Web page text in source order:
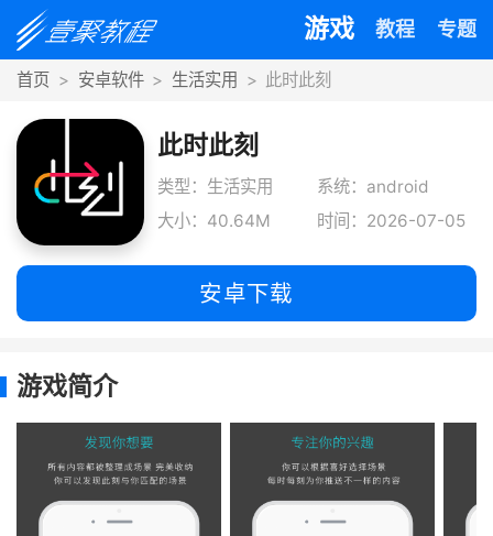
游戏 教程 专题
首页 安卓软件 生活实用 此时此刻
此时此刻
类型：生活实用
系统：android
大小：40.64M
时间：2026-07-05
安卓下载
游戏简介